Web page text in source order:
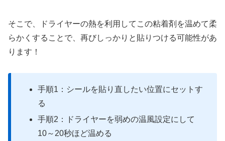
そこで、ドライヤーの熱を利用してこの粘着剤を温めて柔
らかくすることで、再びしっかりと貼りつける可能性があ
ります！
手順1：シールを貼り直したい位置にセットす
る
手順2：ドライヤーを弱めの温風設定にして
10～20秒ほど温める